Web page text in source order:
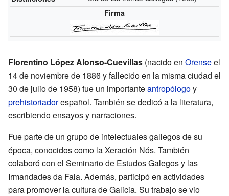
Firma
Florentino López Alonso-Cuevillas (nacido en Orenseel
14 de noviembre de 1886 y fallecido en la misma ciudad el
30 de julio de 1958) fue un importanteantropólogoy
prehistoriadorespañol. También se dedicó a la literatura,
escribiendo ensayos y narraciones.
Fue parte de un grupo de intelectuales gallegos de su
época, conocidos como la Xeración Nós. También
colaboró con el Seminario de Estudos Galegos y las
Irmandades da Fala. Además, participó en actividades
para promover la cultura de Galicia. Su trabajo se vio